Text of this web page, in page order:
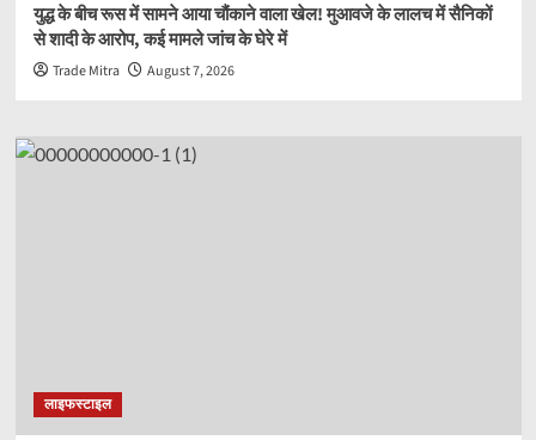
युद्ध के बीच रूस में सामने आया चौंकाने वाला खेल! मुआवजे के लालच में सैनिकों
से शादी के आरोप, कई मामले जांच के घेरे में
Trade Mitra August 7, 2026
लाइफस्टाइल